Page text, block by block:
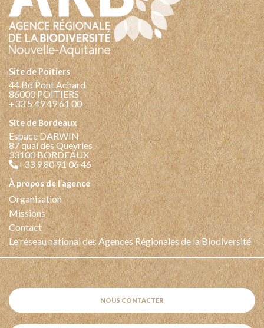
Site de Poitiers
44 Bd Pont Achard
86000 POITIERS
+33 5 49 49 61 00
Site de Bordeaux
Espace DARWIN
87 quai des Queyries
33100 BORDEAUX
+33 9 80 91 06 46
à propos de l’agence
Organisation
Missions
Contact
Le réseau national des Agences Régionales de la Biodiversité
NOUS CONTACTER